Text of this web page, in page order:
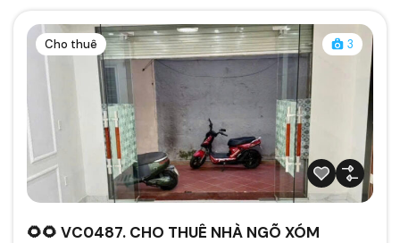
Cho thuê 3
🌻🌻 VC0487. CHO THUÊ NHÀ NGÕ XÓM